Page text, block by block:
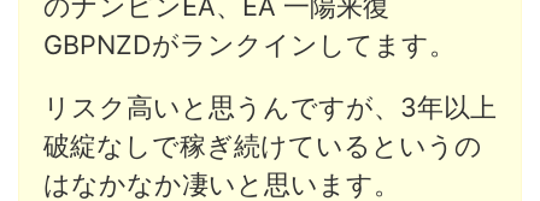
GBPNZDがランクインしてます。
リスク高いと思うんですが、3年以上
破綻なしで稼ぎ続けているというの
はなかなか凄いと思います。